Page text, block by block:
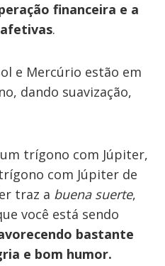
financeira e a
.
e Mercúrio estão em
dando suavização,
trígono com Júpiter,
com Júpiter de
traz a buena suerte,
você está sendo
bastante
e bom humor.